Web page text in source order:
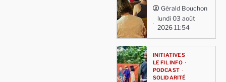
Gérald Bouchon
lundi 03 août
2026 11:54
INITIATIVES
LE FIL INFO
PODCAST
SOLIDARITÉ